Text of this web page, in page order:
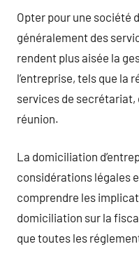
Opter pour une société
généralement des
rendent plus aisée la
l’entreprise, tels que la
services de secrétariat,
réunion.
La domiciliation
considérations légales
comprendre les
domiciliation sur la
que toutes les